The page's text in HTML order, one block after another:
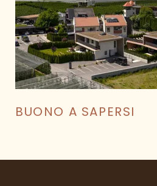
CALCOLA PREZZO
MIGLIOR PREZZO
BUONO A SAPERSI